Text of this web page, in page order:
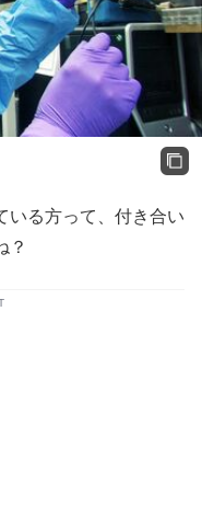
る方って、付き合い
？